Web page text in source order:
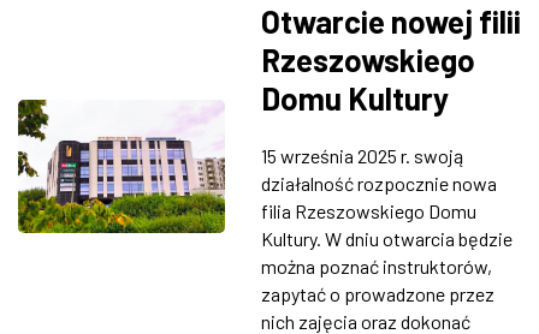
Otwarcie nowej filii
Rzeszowskiego
Domu Kultury
15 września 2025 r. swoją
działalność rozpocznie nowa
filia Rzeszowskiego Domu
Kultury. W dniu otwarcia będzie
można poznać instruktorów,
zapytać o prowadzone przez
nich zajęcia oraz dokonać